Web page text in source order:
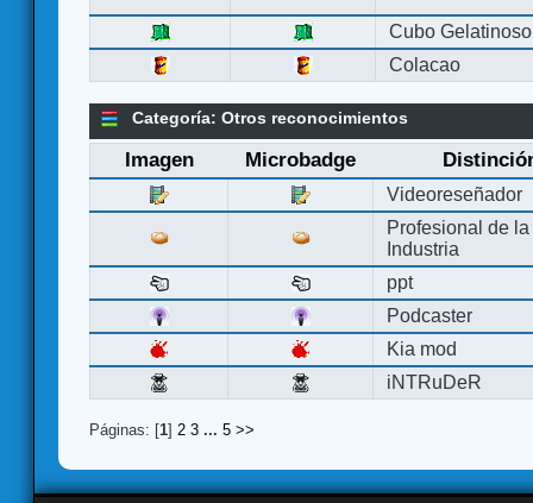
Cubo Gelatinoso
Colacao
Categoría: Otros reconocimientos
Imagen Microbadge
Videoreseñador
Profesional de la
Industria
ppt
Podcaster
Kia mod
iNTRuDeR
Páginas: [1] 2 3 ... 5 >>